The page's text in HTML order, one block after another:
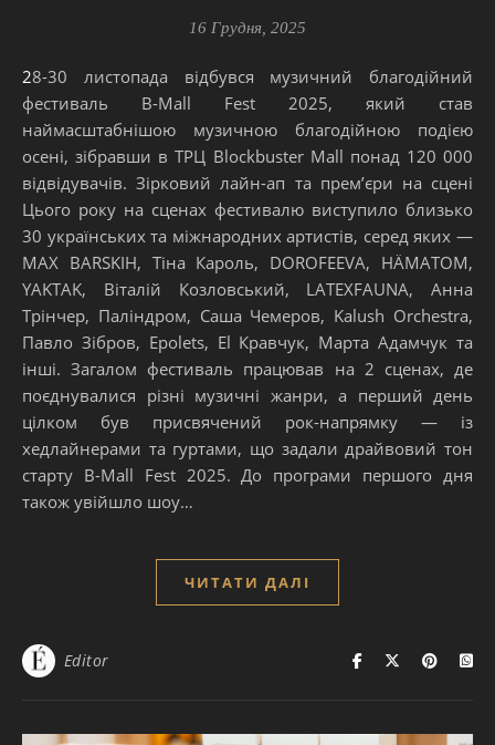
16 Грудня, 2025
28-30 листопада відбувся музичний благодійний
фестиваль B-Mall Fest 2025, який став
наймасштабнішою музичною благодійною подією
осені, зібравши в ТРЦ Blockbuster Mall понад 120 000
відвідувачів. Зірковий лайн-ап та прем’єри на сцені
Цього року на сценах фестивалю виступило близько
30 українських та міжнародних артистів, серед яких —
MAX BARSKIH, Тіна Кароль, DOROFEEVA, HÄMATOM,
YAKTAK, Віталій Козловський, LATEXFAUNA, Анна
Трінчер, Паліндром, Саша Чемеров, Kalush Orchestra,
Павло Зібров, Epolets, El Кравчук, Марта Адамчук та
інші. Загалом фестиваль працював на 2 сценах, де
поєднувалися різні музичні жанри, а перший день
цілком був присвячений рок-напрямку — із
хедлайнерами та гуртами, що задали драйвовий тон
старту B-Mall Fest 2025. До програми першого дня
також увійшло шоу…
ЧИТАТИ ДАЛІ
Editor